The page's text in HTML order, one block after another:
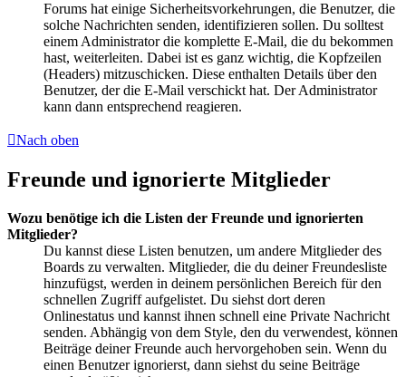
Forums hat einige Sicherheitsvorkehrungen, die Benutzer, die
solche Nachrichten senden, identifizieren sollen. Du solltest
einem Administrator die komplette E-Mail, die du bekommen
hast, weiterleiten. Dabei ist es ganz wichtig, die Kopfzeilen
(Headers) mitzuschicken. Diese enthalten Details über den
Benutzer, der die E-Mail verschickt hat. Der Administrator
kann dann entsprechend reagieren.
Nach oben
Freunde und ignorierte Mitglieder
Wozu benötige ich die Listen der Freunde und ignorierten
Mitglieder?
Du kannst diese Listen benutzen, um andere Mitglieder des
Boards zu verwalten. Mitglieder, die du deiner Freundesliste
hinzufügst, werden in deinem persönlichen Bereich für den
schnellen Zugriff aufgelistet. Du siehst dort deren
Onlinestatus und kannst ihnen schnell eine Private Nachricht
senden. Abhängig von dem Style, den du verwendest, können
Beiträge deiner Freunde auch hervorgehoben sein. Wenn du
einen Benutzer ignorierst, dann siehst du seine Beiträge